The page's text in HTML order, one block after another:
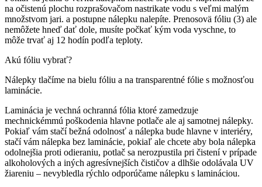
na očistenú plochu rozprašovačom nastrikate vodu s veľmi malým
množstvom jari. a postupne nálepku nalepíte. Prenosovä fóliu (3) ale
nemôžete hneď dať dole, musíte počkať kým voda vyschne, to
môže trvať aj 12 hodín podľa teploty.
Akú fóliu vybrať?
Nálepky tlačíme na bielu fóliu a na transparentné fólie s možnosťou
laminácie.
Laminácia je vechná ochranná fólia ktoré zamedzuje
mechnickémmú poškodenia hlavne potlače ale aj samotnej nálepky.
Pokiaľ vám stačí bežná odolnosť a nálepka bude hlavne v interiéry,
stačí vám nálepka bez laminácie, pokiaľ ale chcete aby bola nálepka
odolnejšia proti odieraniu, potlač sa nerozpustila pri čistení v prípade
alkoholových a iných agresívnejších čističov a dlhšie odolávala UV
žiareniu – nevybledla rýchlo odporúčame nálepku s lamináciou.